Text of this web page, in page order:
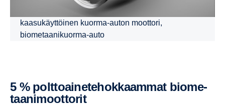
kaasukäyttöinen kuorma-auton moottori,
biometaanikuorma-auto
5 % polttoai­ne­te­hok­kaammat biome­
taa­ni­moot­torit